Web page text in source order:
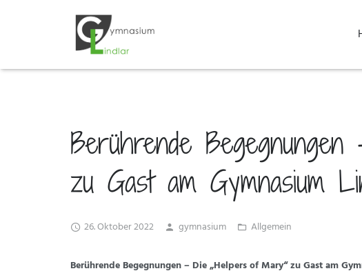
Berührende
zu Gast am Gymnasium
26. Oktober 2022 gymnasium Allgemein
Berührende Begegnungen – Die „Helpers of Mary“ zu Gast am